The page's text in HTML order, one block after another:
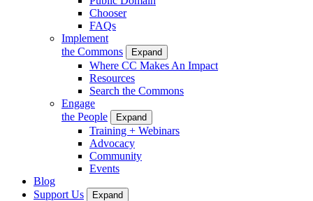
Chooser
FAQs
Implement
the Commons
Expand
Where CC Makes An Impact
Resources
Search the Commons
Engage
the People
Expand
Training + Webinars
Advocacy
Community
Events
Blog
Support Us
Expand